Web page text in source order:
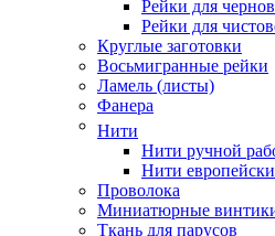
Рейки для
Рейки для
Круглые заготовки
Восьмигранные рейки
Ламель (листы)
Фанера
Нити
Нити ручной
Нити
Проволока
Миниатюрные
Ткань для парусов